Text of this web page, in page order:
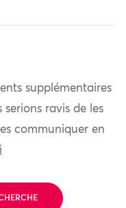
supplémentaires
ravis de les
communiquer en